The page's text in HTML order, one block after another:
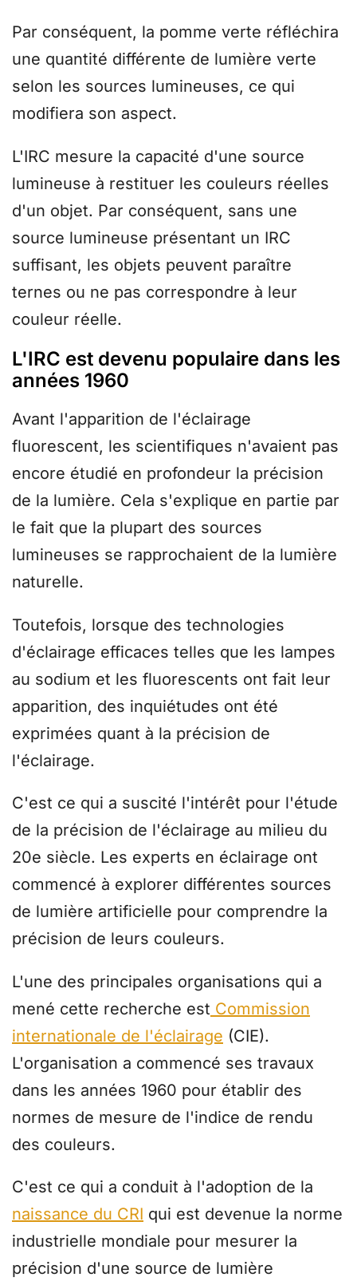
Par conséquent, la pomme verte réfléchira
une quantité différente de lumière verte
selon les sources lumineuses, ce qui
modifiera son aspect.
L'IRC mesure la capacité d'une source
lumineuse à restituer les couleurs réelles
d'un objet. Par conséquent, sans une
source lumineuse présentant un IRC
suffisant, les objets peuvent paraître
ternes ou ne pas correspondre à leur
couleur réelle.
L'IRC est devenu populaire dans les
années 1960
Avant l'apparition de l'éclairage
fluorescent, les scientifiques n'avaient pas
encore étudié en profondeur la précision
de la lumière. Cela s'explique en partie par
le fait que la plupart des sources
lumineuses se rapprochaient de la lumière
naturelle.
Toutefois, lorsque des technologies
d'éclairage efficaces telles que les lampes
au sodium et les fluorescents ont fait leur
apparition, des inquiétudes ont été
exprimées quant à la précision de
l'éclairage.
C'est ce qui a suscité l'intérêt pour l'étude
de la précision de l'éclairage au milieu du
20e siècle. Les experts en éclairage ont
commencé à explorer différentes sources
de lumière artificielle pour comprendre la
précision de leurs couleurs.
L'une des principales organisations qui a
mené cette recherche est Commission
internationale de l'éclairage (CIE).
L'organisation a commencé ses travaux
dans les années 1960 pour établir des
normes de mesure de l'indice de rendu
des couleurs.
C'est ce qui a conduit à l'adoption de la
naissance du CRI qui est devenue la norme
industrielle mondiale pour mesurer la
précision d'une source de lumière